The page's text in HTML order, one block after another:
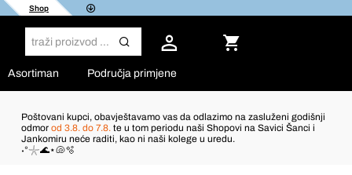
Shop
Asortiman Područja primjene
Poštovani kupci, obavještavamo vas da odlazimo na zasluženi godišnji
odmor od 3.8. do 7.8. te u tom periodu naši Shopovi na Savici Šanci i
Jankomiru neće raditi, kao ni naši kolege u uredu.
˖°𓇼🌊⋆🐚🫧